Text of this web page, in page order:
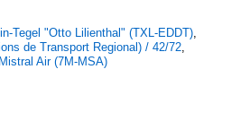
Tegel "Otto Lilienthal" (TXL-EDDT),
de Transport Regional) / 42/72,
Air (7M-MSA)